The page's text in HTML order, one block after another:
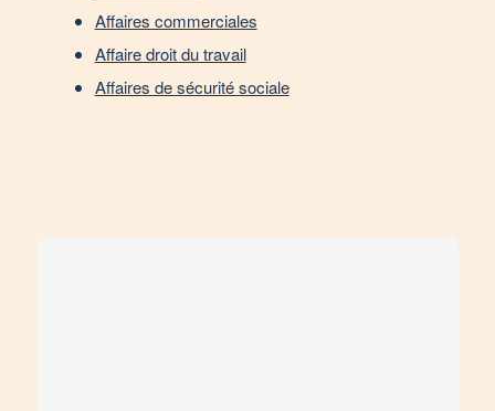
Affaires commerciales
Affaire droit du travail
Affaires de sécurité sociale